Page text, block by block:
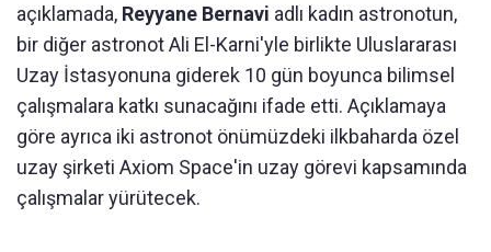
açıklamada, Reyyane Bernavi adlı kadın astronotun,
bir diğer astronot Ali El-Karni'yle birlikte Uluslararası
Uzay İstasyonuna giderek 10 gün boyunca bilimsel
çalışmalara katkı sunacağını ifade etti. Açıklamaya
göre ayrıca iki astronot önümüzdeki ilkbaharda özel
uzay şirketi Axiom Space'in uzay görevi kapsamında
çalışmalar yürütecek.